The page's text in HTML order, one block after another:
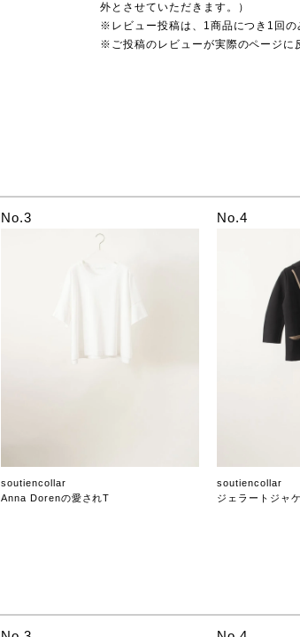
外とさせていただきます。）
※レビュー投稿は、1商品につき1回の
※ご投稿のレビューが実際のページに
No.3
soutiencollar
Anna Dorenの愛されT
No.4
soutiencollar
ジェラートジャ